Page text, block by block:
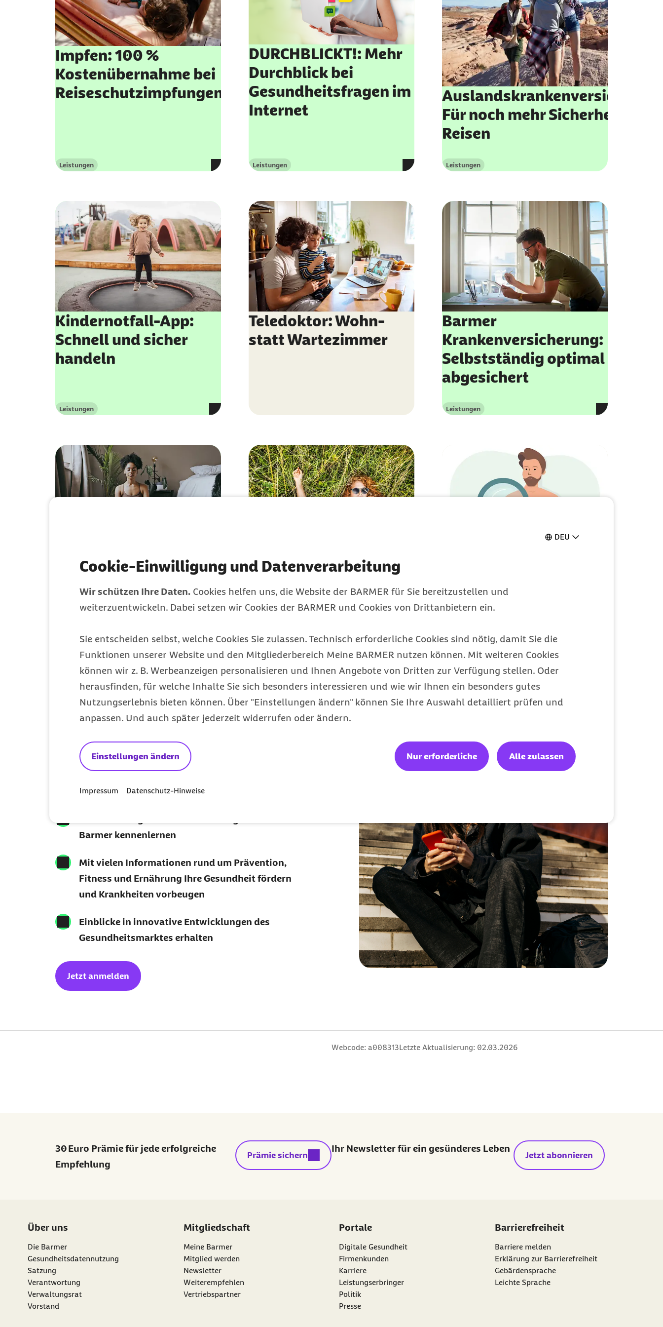
DEU
Cookie-Einwilligung und Datenverarbeitung
Wir schützen Ihre Daten. Cookies helfen uns, die Website der BARMER für Sie bereitzustellen und
weiterzuentwickeln. Dabei setzen wir Cookies der BARMER und Cookies von Drittanbietern ein.
Sie entscheiden selbst, welche Cookies Sie zulassen. Technisch erforderliche Cookies sind nötig, damit Sie die
Funktionen unserer Website und den Mitgliederbereich Meine BARMER nutzen können. Mit weiteren Cookies
können wir z. B. Werbeanzeigen personalisieren und Ihnen Angebote von Dritten zur Verfügung stellen. Oder
herausfinden, für welche Inhalte Sie sich besonders interessieren und wie wir Ihnen ein besonders gutes
Nutzungserlebnis bieten können. Über "Einstellungen ändern" können Sie Ihre Auswahl detailliert prüfen und
anpassen. Und auch später jederzeit widerrufen oder ändern.
Einstellungen ändern Nur erforderliche Alle zulassen
Impressum Datenschutz-Hinweise
Impfen: 100 %
Kostenübernahme bei
Reiseschutzimpfungen
Kategorie
Leistungen
DURCHBLICKT!: Mehr
Durchblick bei
Gesundheitsfragen im
Internet
Kategorie
Leistungen
Für noch mehr Sicherheit auf
Reisen
Kategorie
Leistungen
Kindernotfall-App:
Schnell und sicher
handeln
Kategorie
Leistungen
Teledoktor: Wohn-
statt Wartezimmer
Barmer
Krankenversicherung:
Selbstständig optimal
abgesichert
Kategorie
Leistungen
7Mind-App: Endlich
bewusster und
entspannter leben
Kategorie
Leistungen
Hautkrebsvorsorge:
Die Haut regelmäßig
im Blick
Kategorie
Leistungen
Hause: So einfach
geht's
Kategorie
Gesundheit
Ihr Barmer Newsletter
für ein gesünderes
Leben
Barmer kennenlernen
Mit vielen Informationen rund um Prävention,
Fitness und Ernährung Ihre Gesundheit fördern
und Krankheiten vorbeugen
Einblicke in innovative Entwicklungen des
Gesundheitsmarktes erhalten
Jetzt anmelden
Webcode: a008313Letzte Aktualisierung: 02.03.2026
30 Euro Prämie für jede erfolgreiche
Empfehlung
externer Link:
Prämie sichern
Ihr Newsletter für ein gesünderes Leben
Jetzt abonnieren
Über uns
Die Barmer
Gesundheitsdatennutzung
Satzung
Verantwortung
Verwaltungsrat
Vorstand
Mitgliedschaft
Meine Barmer
Mitglied werden
Newsletter
externer Link:
Weiterempfehlen
Vertriebspartner
Portale
Digitale Gesundheit
Firmenkunden
Karriere
Leistungserbringer
Politik
Presse
Barrierefreiheit
Barriere melden
Erklärung zur Barrierefreiheit
Gebärdensprache
Leichte Sprache